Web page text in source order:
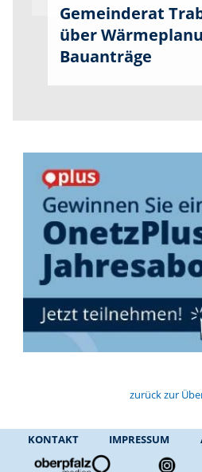
Gemeinderat
über
Bauanträge
zurück zur
KONTAKT IMPRESSUM